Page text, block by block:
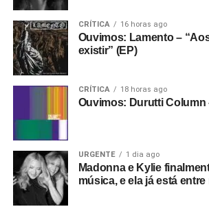
CRÍTICA 16 horas ago
Ouvimos: Lamento –
existir” (EP)
CRÍTICA 18 horas ago
Ouvimos: Durutti Column
URGENTE 1 dia ago
Madonna e Kylie
música, e ela já está entre